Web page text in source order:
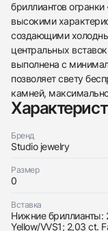
бриллиантов
высокими
создающими
центральных
выполнена с
позволяет свету
камней,
Бренд
Studio jewelry
Размер
0
Вставка
Нижние бриллианты:
Yellow/VVS1; 2,03 ct.
Серьги
Новые
Трейд-ин
с вами
$31,150